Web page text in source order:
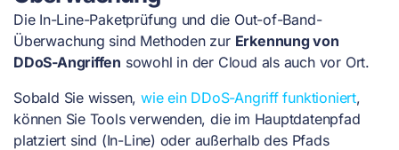
Die In-Line-Paketprüfung und die Out-of-Band-
Überwachung sind Methoden zur Erkennung von
DDoS-Angriffen sowohl in der Cloud als auch vor Ort.
Sobald Sie wissen, wie ein DDoS-Angriff funktioniert,
können Sie Tools verwenden, die im Hauptdatenpfad
platziert sind (In-Line) oder außerhalb des Pfads